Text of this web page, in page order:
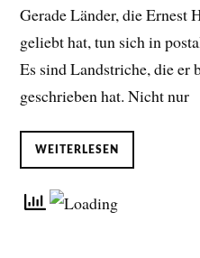
Gerade Länder, die Ernest
geliebt hat, tun sich in
Es sind Landstriche, die er
geschrieben hat. Nicht nur
WEITERLESEN